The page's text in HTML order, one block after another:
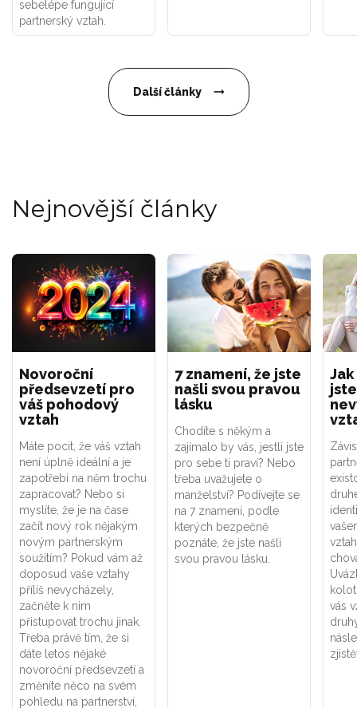
sebelépe fungující
partnerský vztah.
Další články
Nejnovější články
Novoroční
předsevzetí pro
váš pohodový
vztah
Máte pocit, že váš vztah
není úplně ideální a je
zapotřebí na něm trochu
zapracovat? Nebo si
myslíte, že je na čase
začít nový rok nějakým
novým partnerským
soužitím? Pokud vám až
doposud vaše vztahy
příliš nevycházely,
začněte k nim
přistupovat trochu jinak.
Třeba právě tím, že si
dáte letos nějaké
novoroční předsevzetí a
změníte něco na svém
pohledu na partnerství,
7 znamení, že jste
našli svou pravou
lásku
Chodíte s někým a
zajímalo by vás, jestli jste
pro sebe ti praví? Nebo
třeba uvažujete o
manželství? Podívejte se
na 7 znamení, podle
kterých bezpečně
poznáte, že jste našli
svou pravou lásku.
vás